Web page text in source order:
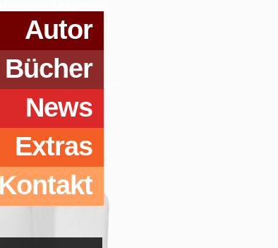
Autor
Bücher
News
Extras
Kontakt